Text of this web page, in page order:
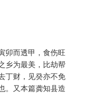
卯而透甲，食伤旺
乡为最美，比劫帮
丁财，见癸亦不免
。又本篇龚知县造